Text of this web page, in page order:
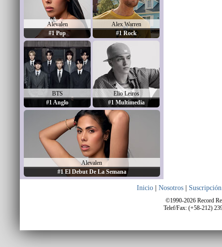
Alevalen
#1 Pop
Alex Warren
#1 Rock
BTS
#1 Anglo
Elio Leiros
#1 Multimedia
Alevalen
#1 El Debut De La Semana
Inicio Nosotros Suscripción
©1990-2026 Record
Telef/Fax: (+58-212)